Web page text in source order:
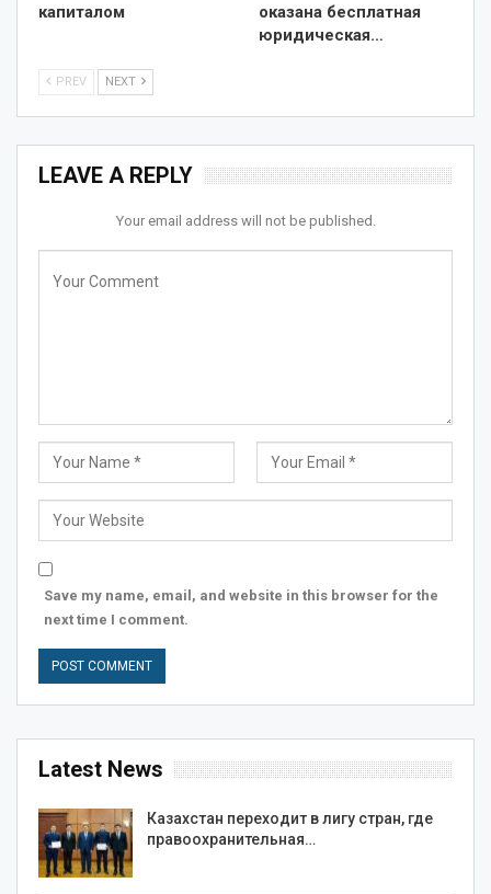
капиталом
оказана бесплатная
юридическая…
PREV NEXT
LEAVE A REPLY
Your email address will not be published.
Save my name, email, and website in this browser for the
next time I comment.
Latest News
Казахстан переходит в лигу стран, где
правоохранительная…